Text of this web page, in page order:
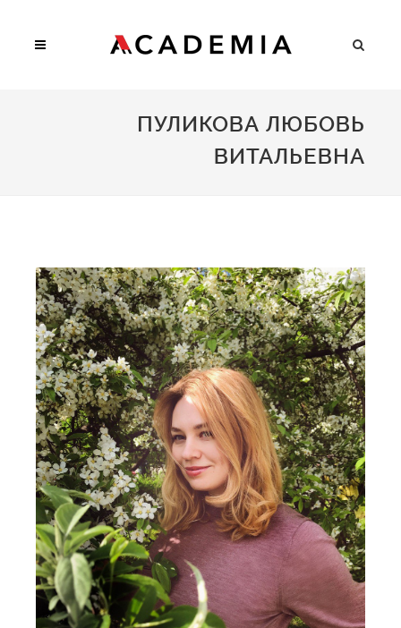
ПУЛИКОВА ЛЮБОВЬ
ВИТАЛЬЕВНА